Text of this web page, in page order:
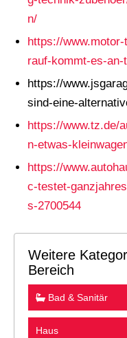
n/
https://
rauf-kommt-es-an-
https://
sind-eine-
https://www.tz.de/
n-etwas-
https://
c-testet-
s-2700544
Weitere
Bereich
Bad & Sanitär
Haus